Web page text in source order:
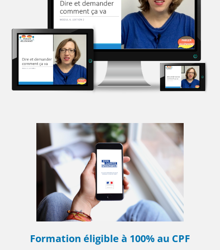
Formation éligible à 100% au CPF